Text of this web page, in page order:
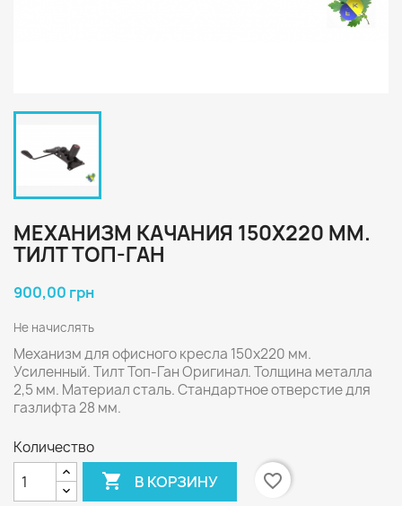
МЕХАНИЗМ КАЧАНИЯ 150Х220 ММ.
ТИЛТ ТОП-ГАН
900,00 грн
Не начислять
Механизм для офисного кресла 150х220 мм.
Усиленный. Тилт Топ-Ган Оригинал. Толщина металла
2,5 мм. Материал сталь. Стандартное отверстие для
газлифта 28 мм.
Количество
 В КОРЗИНУ
favorite_border